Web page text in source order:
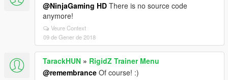
@NinjaGaming HD There is no source code
anymore!
Veure Context
09 de Gener de 2018
TarackHUN » RigidZ Trainer Menu
@remembrance Of course! :)